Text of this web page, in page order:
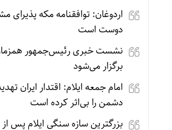
اردوغان: توافقنامه مکه
دوست است
نشست خبری رئیس‌جمهور همزمان
برگزار می‌شود
امام جمعه ایلام: اقتدار ایران
دشمن را بی‌اثر کرده است